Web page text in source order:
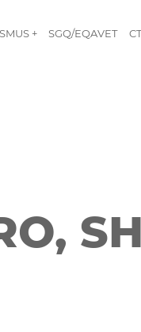
+ SGQ/EQAVET